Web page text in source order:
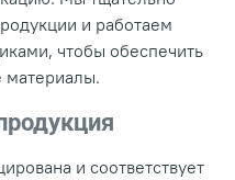
и работаем
чтобы обеспечить
материалы.
и соответствует